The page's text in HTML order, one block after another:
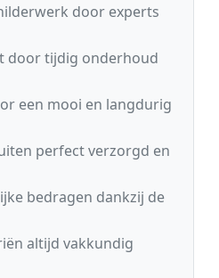
door experts
door tijdig onderhoud
een mooi en langdurig
perfect verzorgd en
bedragen dankzij de
altijd vakkundig